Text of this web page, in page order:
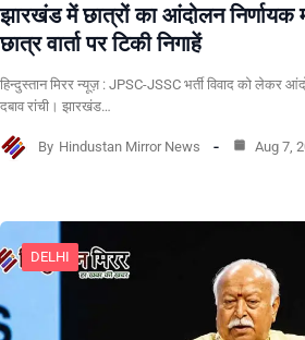
झारखंड में छात्रों का आंदोलन
छात्र वार्ता पर टिकी निगाहें
हिन्दुस्तान मिरर न्यूज़ : JPSC-JSSC भर्ती विवाद को लेकर
दबाव रांची। झारखंड…
By Hindustan Mirror News Aug 7,
DELHI